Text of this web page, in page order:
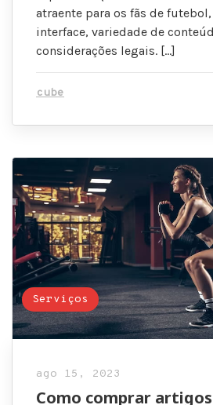
atraente para os fãs de
interface, variedade de
considerações legais. […]
cube
Serviços
ago 15, 2023
Como comprar